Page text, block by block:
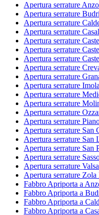
Apertura serrature
Apertura serrature
Apertura serrature
Apertura serrature
Apertura serrature
Apertura serrature
Apertura serrature
Apertura serrature
Apertura serrature
Apertura serrature Imola
Apertura serrature
Apertura serrature
Apertura serrature
Apertura serrature
Apertura serrature San
Apertura serrature San
Apertura serrature San
Apertura serrature
Apertura serrature
Apertura serrature Zola
Fabbro Apriporta a
Fabbro Apriporta a
Fabbro Apriporta a
Fabbro Apriporta a